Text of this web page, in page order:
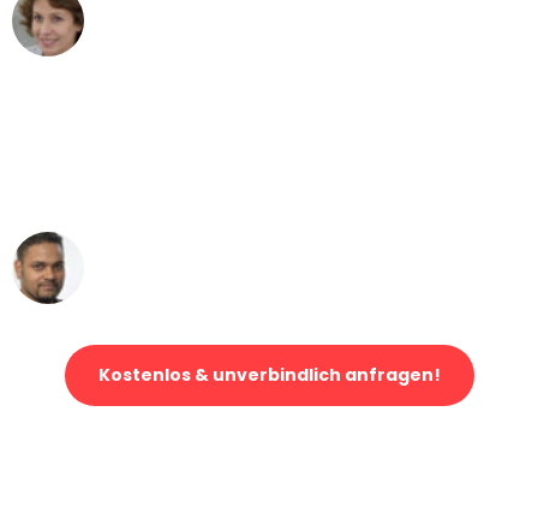
Kostenlos & unverbindlich anfragen!